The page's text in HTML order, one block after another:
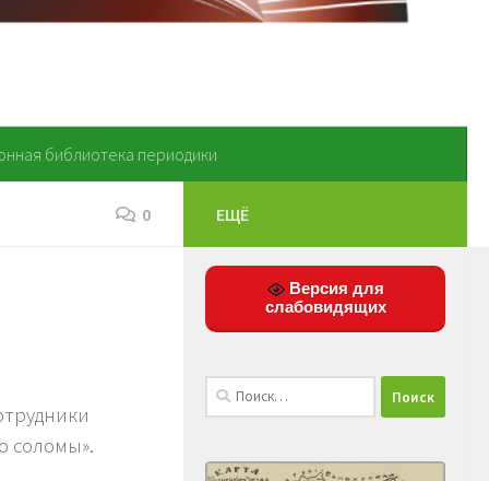
библиотека периодики
0
соломы».
ЕЩЁ
Версия для
слабовидящих
Найти: